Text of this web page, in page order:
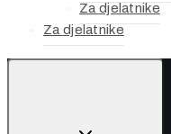
Za djelatnike
Za djelatnike